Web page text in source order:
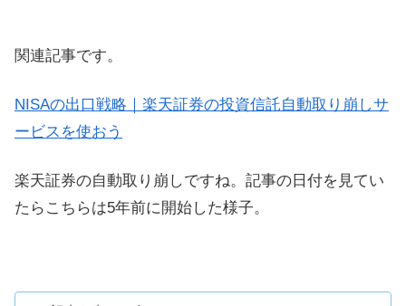
関連記事です。
NISAの出口戦略｜楽天証券の投資信託自動取り崩しサ
ービスを使おう
楽天証券の自動取り崩しですね。記事の日付を見てい
たらこちらは5年前に開始した様子。